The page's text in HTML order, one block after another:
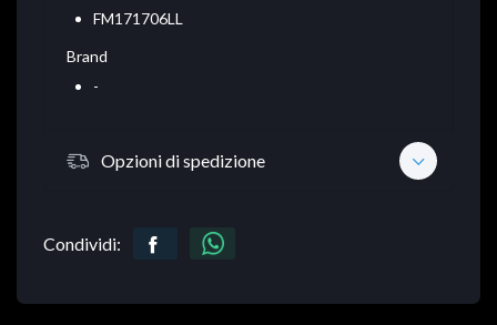
FM171706LL
Brand
-
Opzioni di spedizione
Condividi: